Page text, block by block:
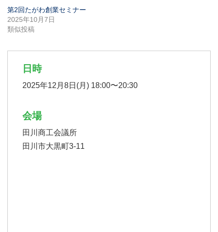
第2回たがわ創業セミナー
2025年10月7日
類似投稿
日時
2025年12月8日(月) 18:00〜20:30
会場
田川商工会議所
田川市大黒町3-11